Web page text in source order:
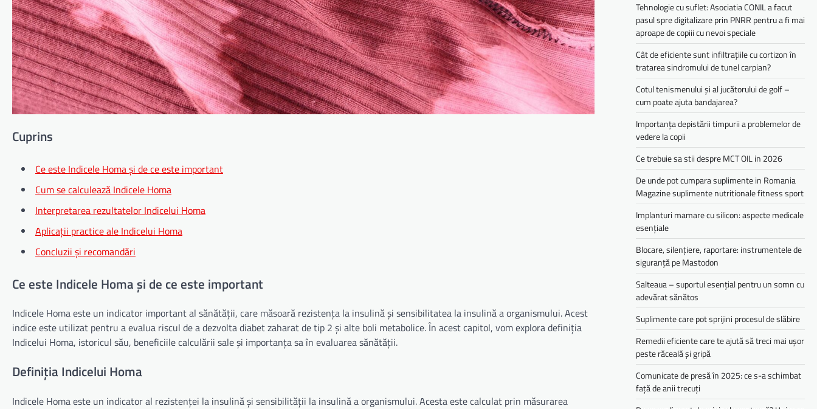
Cuprins
Ce este Indicele Homa și de ce este important
Cum se calculează Indicele Homa
Interpretarea rezultatelor Indicelui Homa
Aplicații practice ale Indicelui Homa
Concluzii și recomandări
Ce este Indicele Homa și de ce este important
Indicele Homa este un indicator important al sănătății, care măsoară rezistența la insulină și sensibilitatea la insulină a organismului. Acest
indice este utilizat pentru a evalua riscul de a dezvolta diabet zaharat de tip 2 și alte boli metabolice. În acest capitol, vom explora definiția
Indicelui Homa, istoricul său, beneficiile calculării sale și importanța sa în evaluarea sănătății.
Definiția Indicelui Homa
Indicele Homa este un indicator al rezistenței la insulină și sensibilității la insulină a organismului. Acesta este calculat prin măsurarea
Tehnologie cu suflet: Asociatia CONIL a facut
pasul spre digitalizare prin PNRR pentru a fi mai
aproape de copiii cu nevoi speciale
Cât de eficiente sunt infiltrațiile cu cortizon în
tratarea sindromului de tunel carpian?
Cotul tenismenului și al jucătorului de golf –
cum poate ajuta bandajarea?
Importanța depistării timpurii a problemelor de
vedere la copii
Ce trebuie sa stii despre MCT OIL in 2026
De unde pot cumpara suplimente in Romania
Magazine suplimente nutritionale fitness sport
Implanturi mamare cu silicon: aspecte medicale
esențiale
Blocare, silențiere, raportare: instrumentele de
siguranță pe Mastodon
Salteaua – suportul esențial pentru un somn cu
adevărat sănătos
Suplimente care pot sprijini procesul de slăbire
Remedii eficiente care te ajută să treci mai ușor
peste răceală și gripă
Comunicate de presă în 2025: ce s-a schimbat
față de anii trecuți